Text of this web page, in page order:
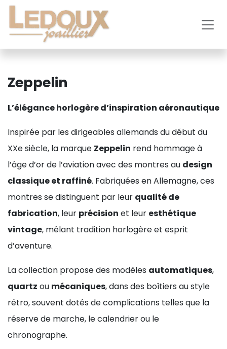
Se rendre au contenu
Zeppelin
L’élégance horlogère d’inspiration aéronautique
Inspirée par les dirigeables allemands du début du
XXe siècle, la marque Zeppelin rend hommage à
l’âge d’or de l’aviation avec des montres au design
classique et raffiné. Fabriquées en Allemagne, ces
montres se distinguent par leur qualité de
fabrication, leur précision et leur esthétique
vintage, mêlant tradition horlogère et esprit
d’aventure.
La collection propose des modèles automatiques,
quartz ou mécaniques, dans des boîtiers au style
rétro, souvent dotés de complications telles que la
réserve de marche, le calendrier ou le
chronographe.